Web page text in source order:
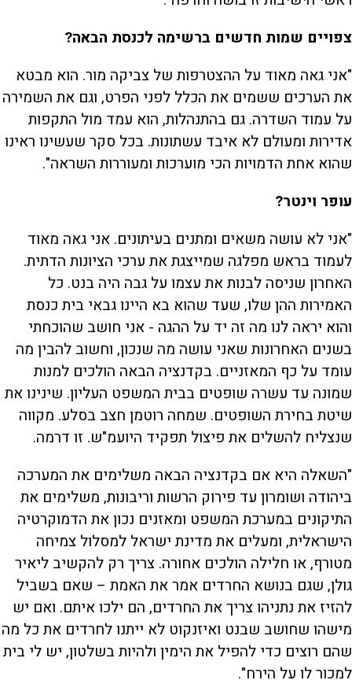
צפויים שמות חדשים ברשימה לכנסת הבאה?
"אני גאה מאוד על ההצטרפות של צביקה מור. הוא מבטא
את הערכים ששמים את הכלל לפני הפרט, וגם את השמירה
על עמוד השדרה. גם בהתנהלות, הוא עמד מול התקפות
אדירות ומעולם לא איבד עשתונות. בכל סקר שעשינו ראינו
שהוא אחת הדמויות הכי מוערכות ומעוררות השראה".
עופר וינטר?
"אני לא עושה משאים ומתנים בעיתונים. אני גאה מאוד
לעמוד בראש מפלגה שמייצגת את ערכי הציונות הדתית.
האחרון שניסה לבנות את עצמו על גבה היה בנט. כל
האמירות ההן שלו, שעד שהוא בא היינו גבאי בית כנסת
והוא יראה לנו מה זה יד על ההגה - אני חושב שהוכחתי
בשנים האחרונות שאני עושה מה שנכון, וחשוב להבין מה
עומד על כף המאזניים. בקדנציה הבאה הולכים למנות
שמונה עד עשרה שופטים בבית המשפט העליון. שינינו את
שיטת בחירת השופטים. שמחה רוטמן חצב בסלע. מקווה
שנצליח להשלים את פיצול תפקיד היועמ"ש. זו דרמה.
"השאלה היא אם בקדנציה הבאה משלימים את המערכה
ביהודה ושומרון עד פירוק הרשות וריבונות, משלימים את
התיקונים במערכת המשפט ומאזנים נכון את הדמוקרטיה
הישראלית, ומעלים את מדינת ישראל למסלול צמיחה
מטורף, או חלילה הולכים אחורה. צריך רק להקשיב ליאיר
גולן, שגם בנושא החרדים אמר את האמת – שאם בשביל
להזיז את נתניהו צריך את החרדים, הם ילכו איתם. ואם יש
מישהו שחושב שבנט ואיזנקוט לא ייתנו לחרדים את כל מה
שהם רוצים כדי להפיל את הימין ולהיות בשלטון, יש לי בית
למכור לו על הירח".